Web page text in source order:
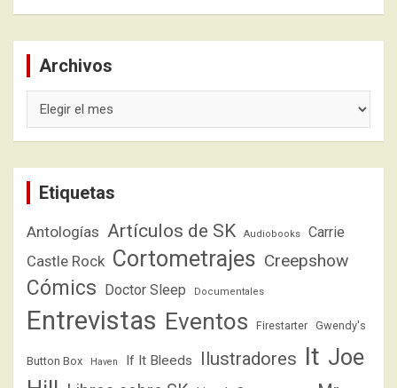
Archivos
Etiquetas
Antologías Artículos de SK Audiobooks Carrie
Castle Rock Cortometrajes Creepshow
Cómics Doctor Sleep Documentales
Entrevistas Eventos Firestarter Gwendy's
Button Box Haven If It Bleeds Ilustradores It Joe